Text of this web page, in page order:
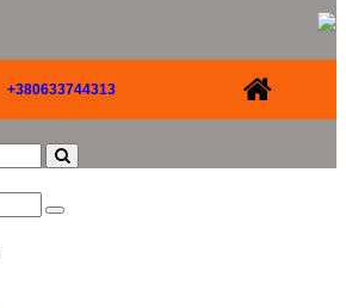
+380633744313